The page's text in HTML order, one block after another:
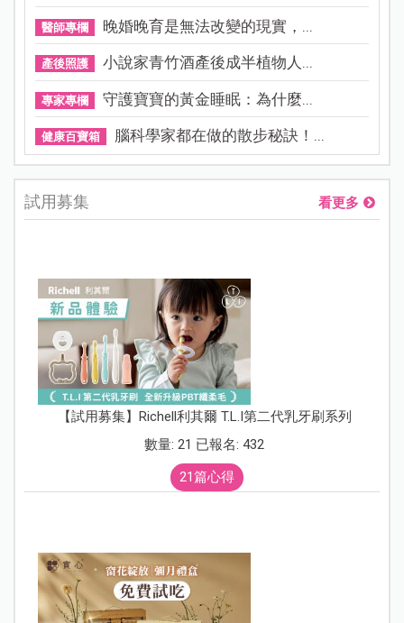
醫師專欄 晚婚晚育是無法改變的現實，...
產後照護 小說家青竹酒產後成半植物人...
專家專欄 守護寶寶的黃金睡眠：為什麼...
健康百寶箱 腦科學家都在做的散步秘訣！...
試用募集 看更多
【試用募集】Richell利其爾 T.L.I第二代乳牙刷系列
數量: 21 已報名: 432
21篇心得